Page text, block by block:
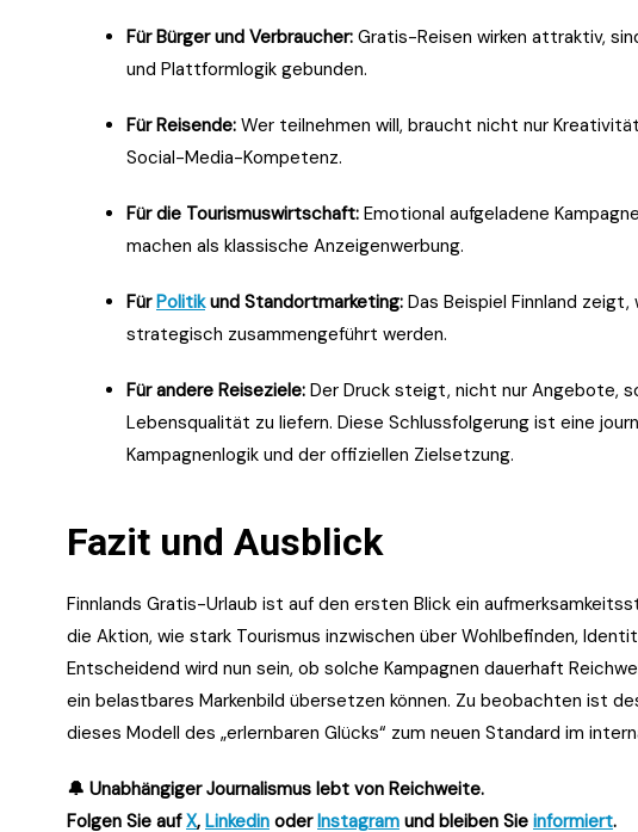
Für Bürger und Verbraucher: Gratis-Reisen wirken attraktiv,
und Plattformlogik gebunden.
Für Reisende: Wer teilnehmen will, braucht nicht nur
Social-Media-Kompetenz.
Für die Tourismuswirtschaft: Emotional aufgeladene
machen als klassische Anzeigenwerbung.
FürPolitikund Standortmarketing: Das Beispiel Finnland
strategisch zusammengeführt werden.
Für andere Reiseziele: Der Druck steigt, nicht nur Angebote,
Lebensqualität zu liefern. Diese Schlussfolgerung ist eine
Kampagnenlogik und der offiziellen Zielsetzung.
Fazit und Ausblick
Finnlands Gratis-Urlaub ist auf den ersten Blick ein
die Aktion, wie stark Tourismus inzwischen über Wohlbefinden,
Entscheidend wird nun sein, ob solche Kampagnen dauerhaft
ein belastbares Markenbild übersetzen können. Zu beobachten ist
dieses Modell des „erlernbaren Glücks“ zum neuen Standard im
🔔 Unabhängiger Journalismus lebt von Reichweite.
Folgen Sie aufX, Linkedin oderInstagram und bleiben Sie informiert.